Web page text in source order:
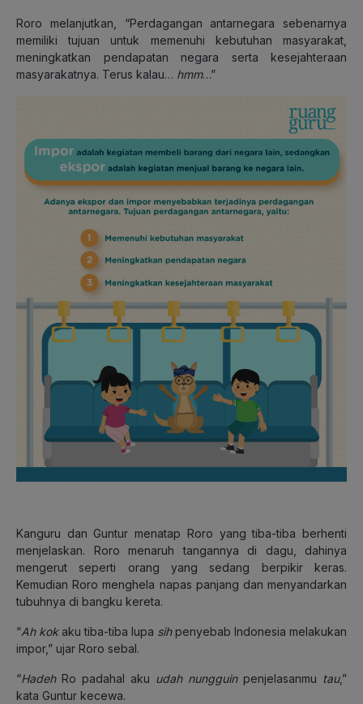
Roro melanjutkan, “Perdagangan antarnegara sebenarnya
memiliki tujuan untuk memenuhi kebutuhan masyarakat,
meningkatkan pendapatan negara serta kesejahteraan
masyarakatnya. Terus kalau… hmm…”
Kanguru dan Guntur menatap Roro yang tiba-tiba berhenti
menjelaskan. Roro menaruh tangannya di dagu, dahinya
mengerut seperti orang yang sedang berpikir keras.
Kemudian Roro menghela napas panjang dan menyandarkan
tubuhnya di bangku kereta.
“Ah kokaku tiba-tiba lupa sihpenyebab Indonesia melakukan
impor,” ujar Roro sebal.
“Hadeh Ro padahal aku udah nungguinpenjelasanmu tau,”
kata Guntur kecewa.